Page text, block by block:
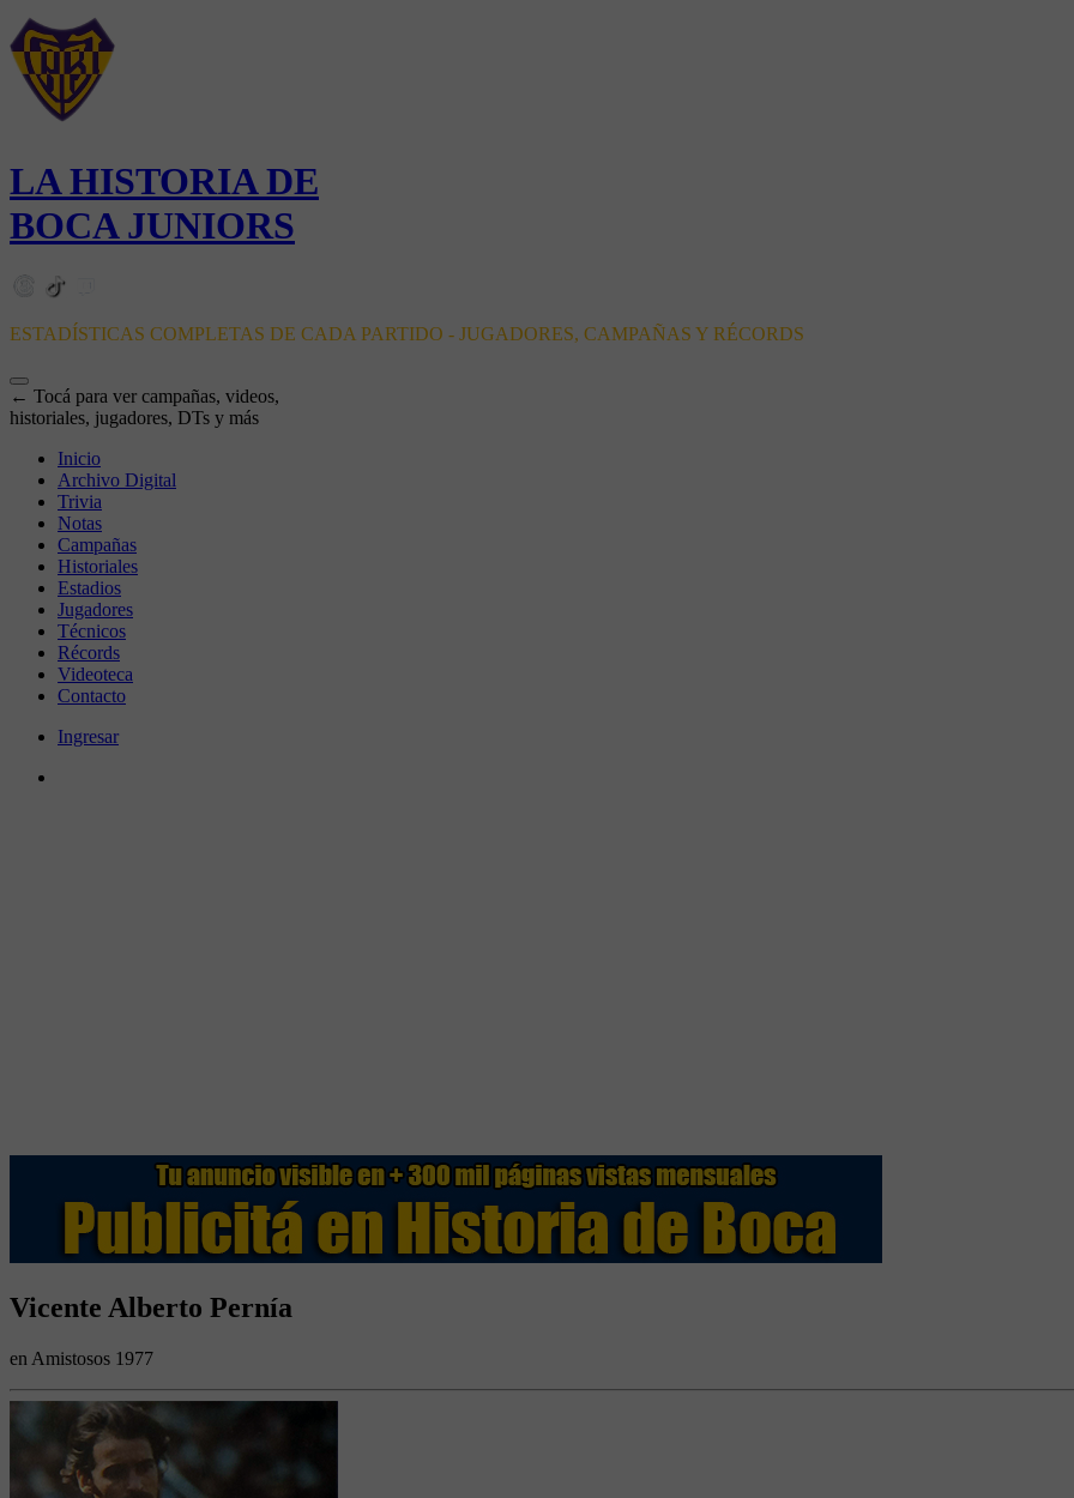
LA HISTORIA DE
BOCA JUNIORS
ESTADÍSTICAS COMPLETAS DE CADA PARTIDO - JUGADORES, CAMPAÑAS Y RÉCORDS
← Tocá para ver campañas, videos,
historiales, jugadores, DTs y más
Inicio
Archivo Digital
Trivia
Notas
Campañas
Historiales
Estadios
Jugadores
Técnicos
Récords
Videoteca
Contacto
Ingresar
Vicente Alberto Pernía
en Amistosos 1977